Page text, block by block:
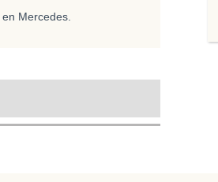
Mercedes.